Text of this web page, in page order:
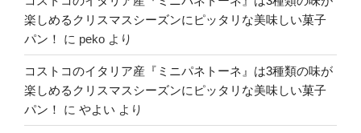
楽しめるクリスマスシーズンにピッタリな美味しい菓子
パン！
に peko より
コストコのイタリア産『ミニパネトーネ』は3種類の味が
楽しめるクリスマスシーズンにピッタリな美味しい菓子
パン！
に やよい より